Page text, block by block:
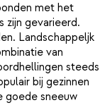
met het
zijn gevarieerd.
Landschappeljk
van
steeds
bij gezinnen
goede sneeuw